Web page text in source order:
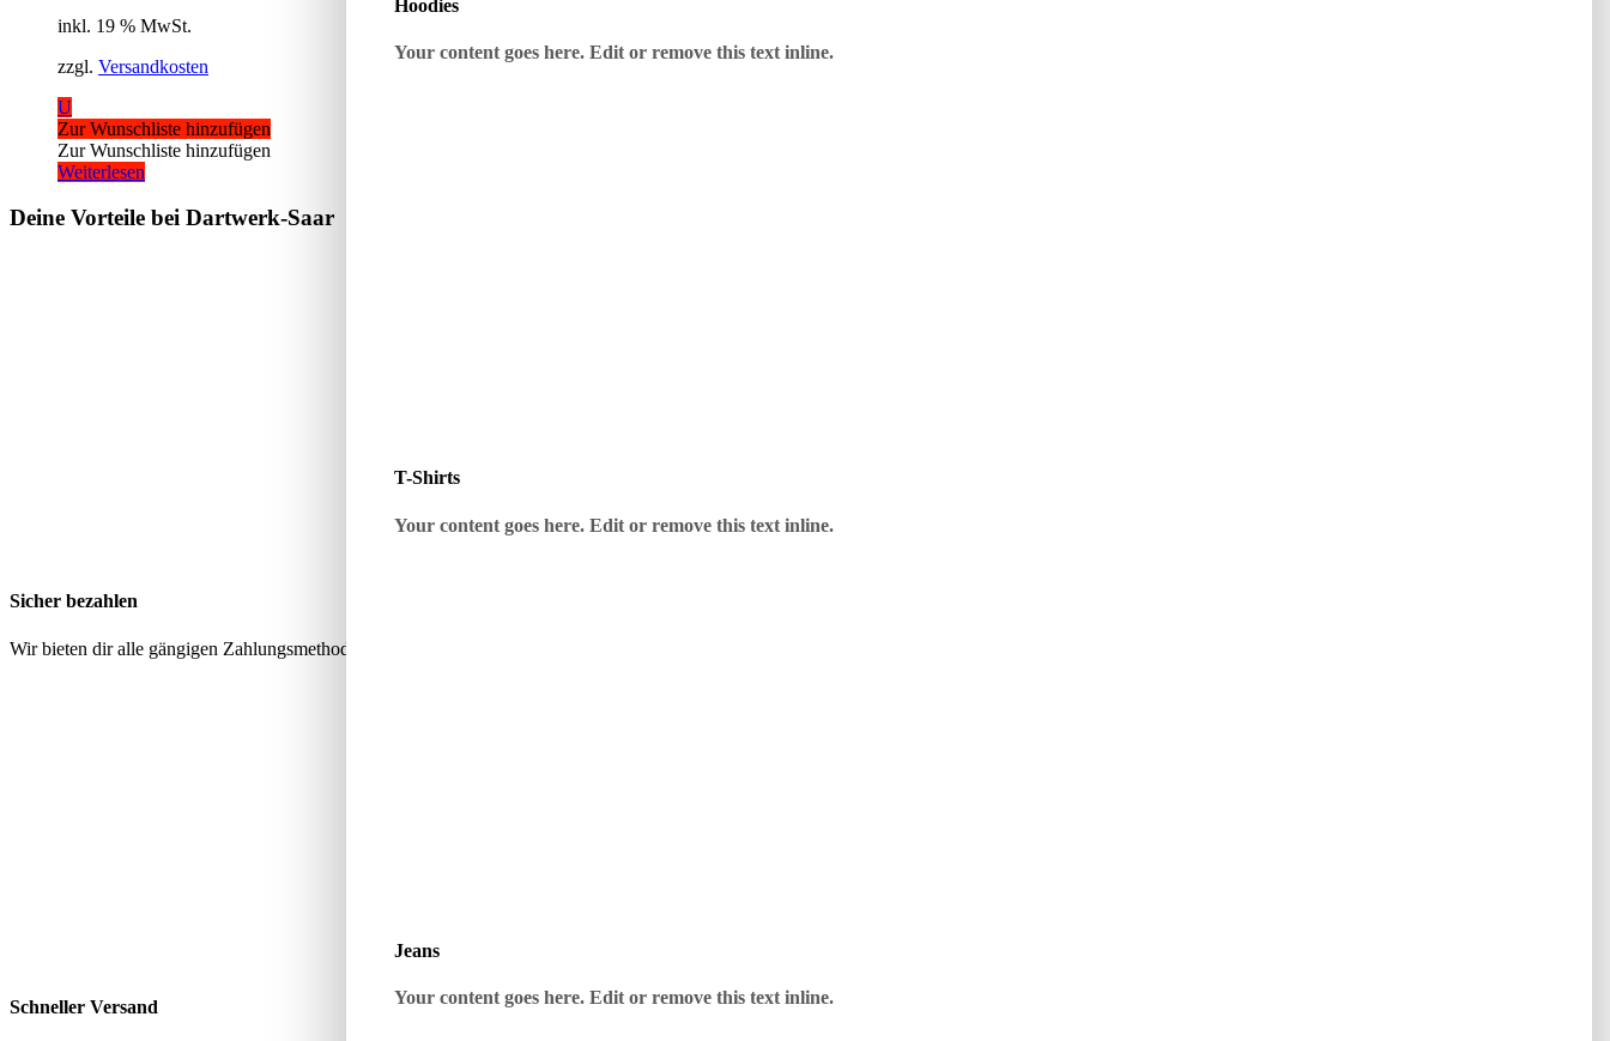
Hoodies
Your content goes here. Edit or remove this text inline.
T-Shirts
Your content goes here. Edit or remove this text inline.
Jeans
Your content goes here. Edit or remove this text inline.
inkl. 19 % MwSt.
zzgl. Versandkosten
U
Zur Wunschliste hinzufügen
Zur Wunschliste hinzufügen
Weiterlesen
Deine Vorteile bei Dartwerk-Saar
Sicher bezahlen
Wir bieten dir alle gängigen Zahlungsmethoden über geprüfte, sichere Anbieter – ohne Risiko.
Schneller Versand